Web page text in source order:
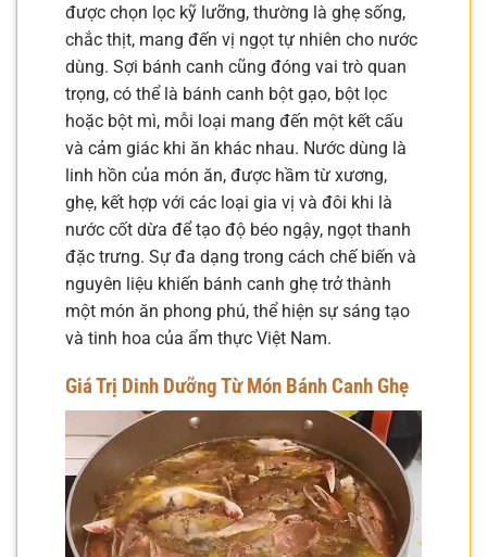
được chọn lọc kỹ lưỡng, thường là ghẹ sống,
chắc thịt, mang đến vị ngọt tự nhiên cho nước
dùng. Sợi bánh canh cũng đóng vai trò quan
trọng, có thể là bánh canh bột gạo, bột lọc
hoặc bột mì, mỗi loại mang đến một kết cấu
và cảm giác khi ăn khác nhau. Nước dùng là
linh hồn của món ăn, được hầm từ xương,
ghẹ, kết hợp với các loại gia vị và đôi khi là
nước cốt dừa để tạo độ béo ngậy, ngọt thanh
đặc trưng. Sự đa dạng trong cách chế biến và
nguyên liệu khiến bánh canh ghẹ trở thành
một món ăn phong phú, thể hiện sự sáng tạo
và tinh hoa của ẩm thực Việt Nam.
Giá Trị Dinh Dưỡng Từ Món Bánh Canh Ghẹ